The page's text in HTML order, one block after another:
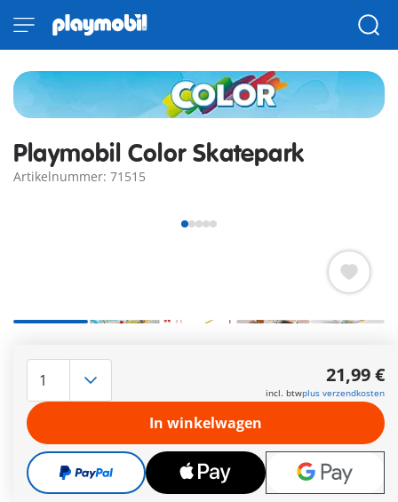
Playmobil Color Skatepark
Artikelnummer: 71515
Skate Park. Creatief kleurplezier met de uitwasbare stiften.
Meer informatie
Leveringstermijn op dit moment 2 tot 4 werkdagen
21,99 €
incl. btwplus verzendkosten
21,99 €
incl. btwplus verzendkosten
In winkelwagen